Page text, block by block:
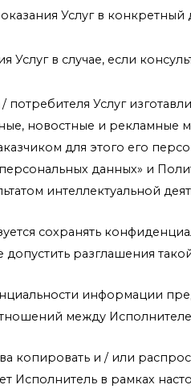
Услуг в конкретный
Услуг в случае, если
/ потребителя Услуг
новостные и рекламные
для этого его
данных» и
интеллектуальной
сохранять
разглашения
информации
между
копировать и / или
Исполнитель в рамках